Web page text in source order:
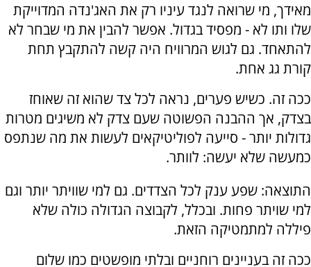
מאידך, מי שרואה לנגד עיניו רק את האג'נדה המדוייקת
שלו ותו לא - מפסיד בגדול. אפשר להבין את מי שבחר לא
להתאחד. גם לגוש המרוויח היה קשה להתקבץ תחת
קורת גג אחת.
ככה זה. כשיש פערים, נראה לכל צד שהוא זה שאוחז
בצדק, אך ההבנה הפשוטה שעם צדק לא משיגים מטרות
גדולות יותר - סייעה לפוליטיקאים לעשות את מה שנתפס
כמעשה שלא יעשה: לוותר.
התוצאה: שפע ענק לכל הצדדים. גם למי שוויתר יותר וגם
למי שויתר פחות. ובכלל, לקבוצה הגדולה כולה שלא
פיללה למתמטיקה הזאת.
ככה זה בעניינים רוחניים ובלתי מופשטים כמו שלום